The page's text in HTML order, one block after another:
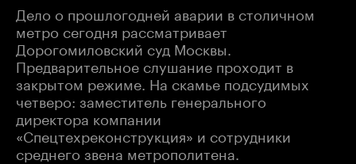
Дело о прошлогодней аварии в столичном
метро сегодня рассматривает
Дорогомиловский суд Москвы.
Предварительное слушание проходит в
закрытом режиме. На скамье подсудимых
четверо: заместитель генерального
директора компании
«Спецтехреконструкция» и сотрудники
среднего звена метрополитена.